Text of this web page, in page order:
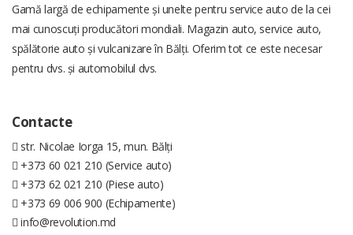
Gamă largă de echipamente și unelte pentru service auto de la cei
mai cunoscuți producători mondiali. Magazin auto, service auto,
spălătorie auto și vulcanizare în Bălți. Oferim tot ce este necesar
pentru dvs. și automobilul dvs.
Contacte
str. Nicolae Iorga 15, mun. Bălți
+373 60 021 210 (Service auto)
+373 62 021 210 (Piese auto)
+373 69 006 900 (Echipamente)
info@revolution.md